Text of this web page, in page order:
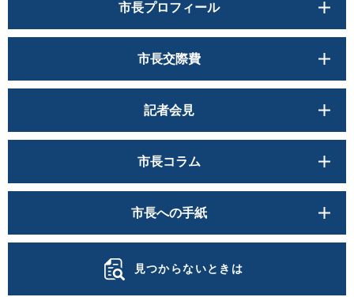
市長プロフィール
市長交際費
記者会見
市長コラム
市長への手紙
見つからないときは